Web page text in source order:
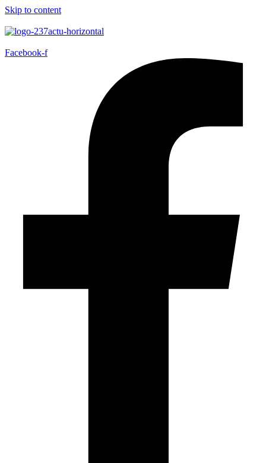
Skip to content
Facebook-f